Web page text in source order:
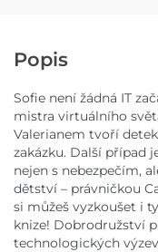
Popis
Sofie není žádná IT
mistra virtuálního
Valerianem tvoří
zakázku. Další případ
nejen s nebezpečím,
dětství – právničkou
si můžeš vyzkoušet i
knize! Dobrodružství
technologických